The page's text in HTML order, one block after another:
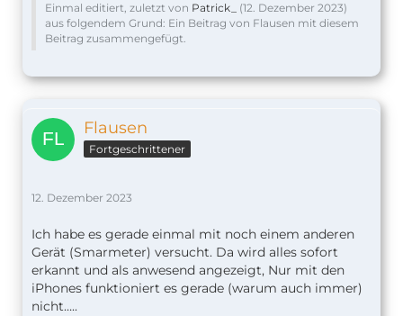
Einmal editiert, zuletzt von Patrick_ (12. Dezember 2023)
aus folgendem Grund: Ein Beitrag von Flausen mit diesem
Beitrag zusammengefügt.
Flausen
Fortgeschrittener
12. Dezember 2023
Ich habe es gerade einmal mit noch einem anderen
Gerät (Smarmeter) versucht. Da wird alles sofort
erkannt und als anwesend angezeigt, Nur mit den
iPhones funktioniert es gerade (warum auch immer)
nicht…..